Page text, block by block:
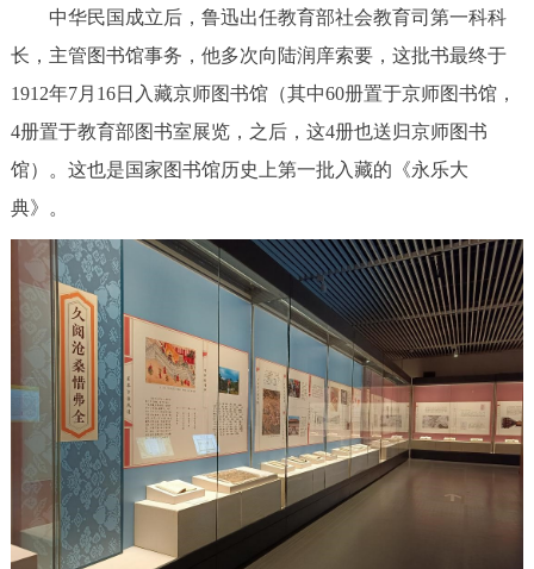
中华民国成立后，鲁迅出任教育部社会教育司第一科科
长，主管图书馆事务，他多次向陆润庠索要，这批书最终于
1912年7月16日入藏京师图书馆（其中60册置于京师图书馆，
4册置于教育部图书室展览，之后，这4册也送归京师图书
馆）。这也是国家图书馆历史上第一批入藏的《永乐大
典》。